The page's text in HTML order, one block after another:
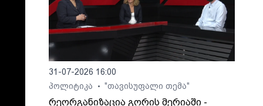
31-07-2026 16:00
პოლიტიკა
• "თავისუფალი თემა"
რეორგანიზაცია გორის მერიაში -